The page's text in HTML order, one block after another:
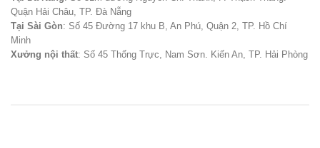
Quận Hải Châu, TP. Đà Nẵng
Tại Sài Gòn: Số 45 Đường 17 khu B, An Phú, Quận 2, TP. Hồ Chí
Minh
Xưởng nội thất: Số 45 Thống Trực, Nam Sơn. Kiến An, TP. Hải Phòng